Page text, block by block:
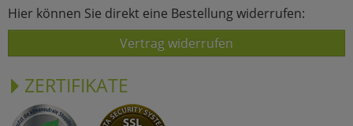
Hier können Sie direkt eine Bestellung widerrufen:
Vertrag widerrufen
ZERTIFIKATE